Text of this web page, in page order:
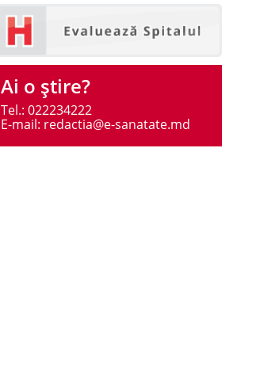
Ai o ştire?
Tel.: 022234222
E-mail: redactia@e-sanatate.md